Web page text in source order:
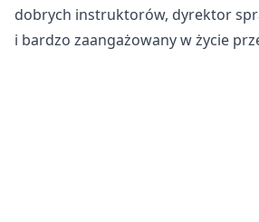
dobrych instruktorów, dyrektor
i bardzo zaangażowany w życie